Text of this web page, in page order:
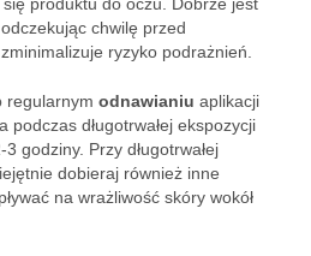
chwilę przed
ryzyko podrażnień.
regularnym odnawianiu aplikacji
podczas długotrwałej ekspozycji
godziny. Przy długotrwałej
dobieraj również inne
na wrażliwość skóry wokół